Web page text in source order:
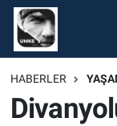
HABERLER
Gündem
Ekonomi
Nöbetçi
Hava